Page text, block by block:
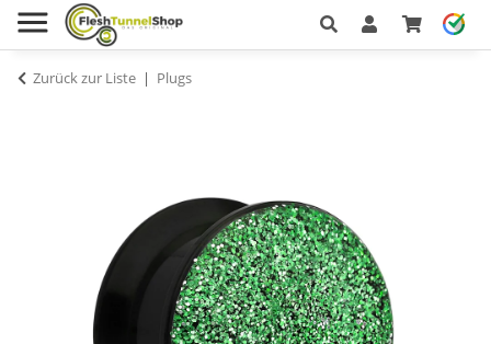
Zurück zur Liste Plugs